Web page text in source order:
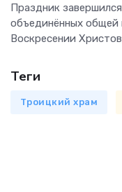
Праздник
объединённых
Воскресении
Теги
Троицкий храм